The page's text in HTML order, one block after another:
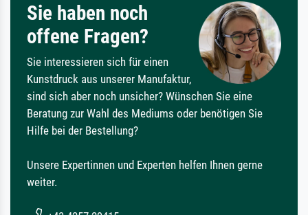
Sie haben noch
offene Fragen?
Sie interessieren sich für einen
Kunstdruck aus unserer Manufaktur,
sind sich aber noch unsicher? Wünschen Sie eine
Beratung zur Wahl des Mediums oder benötigen Sie
Hilfe bei der Bestellung?
Unsere Expertinnen und Experten helfen Ihnen gerne
weiter.